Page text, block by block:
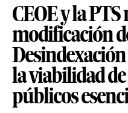
CEOE y la
modificación
la viabilidad
públicos